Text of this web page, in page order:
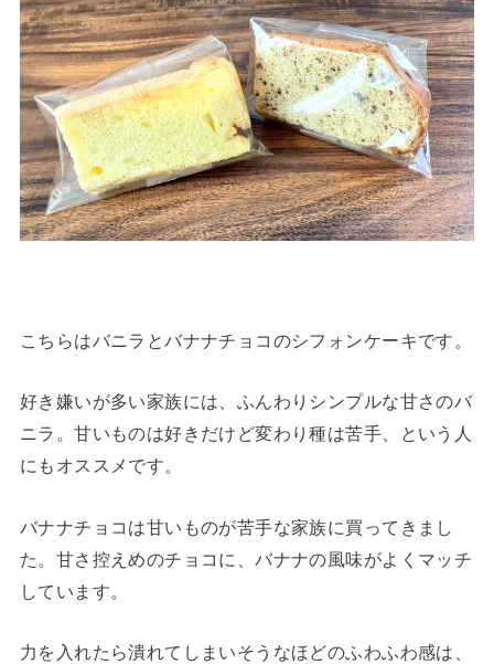
こちらはバニラとバナナチョコのシフォンケーキです。
好き嫌いが多い家族には、ふんわりシンプルな甘さのバ
ニラ。甘いものは好きだけど変わり種は苦手、という人
にもオススメです。
バナナチョコは甘いものが苦手な家族に買ってきまし
た。甘さ控えめのチョコに、バナナの風味がよくマッチ
しています。
力を入れたら潰れてしまいそうなほどのふわふわ感は、